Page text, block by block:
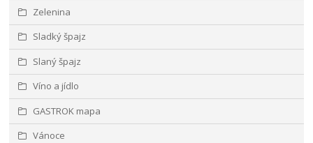
Zelenina
Sladký špajz
Slaný špajz
Víno a jídlo
GASTROK mapa
Vánoce